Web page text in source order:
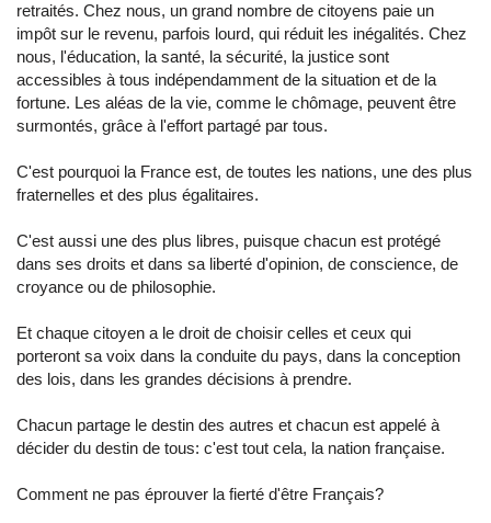
retraités. Chez nous, un grand nombre de citoyens paie un
impôt sur le revenu, parfois lourd, qui réduit les inégalités. Chez
nous, l'éducation, la santé, la sécurité, la justice sont
accessibles à tous indépendamment de la situation et de la
fortune. Les aléas de la vie, comme le chômage, peuvent être
surmontés, grâce à l'effort partagé par tous.
C'est pourquoi la France est, de toutes les nations, une des plus
fraternelles et des plus égalitaires.
C'est aussi une des plus libres, puisque chacun est protégé
dans ses droits et dans sa liberté d'opinion, de conscience, de
croyance ou de philosophie.
Et chaque citoyen a le droit de choisir celles et ceux qui
porteront sa voix dans la conduite du pays, dans la conception
des lois, dans les grandes décisions à prendre.
Chacun partage le destin des autres et chacun est appelé à
décider du destin de tous: c'est tout cela, la nation française.
Comment ne pas éprouver la fierté d'être Français?